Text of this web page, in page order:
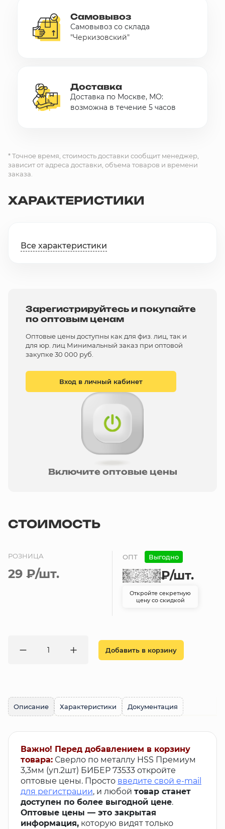
Самовывоз
Самовывоз со склада
"Черкизовский"
Доставка
Доставка по Москве, МО:
возможна в течение 5 часов
* Точное время, стоимость доставки сообщит менеджер,
зависит от адреса доставки, объема товаров и времени
заказа.
ХАРАКТЕРИСТИКИ
Все характеристики
Зарегистрируйтесь и покупайте
по оптовым ценам
Оптовые цены доступны как для физ. лиц, так и
для юр. лиц Минимальный заказ при оптовой
закупке 30 000 руб.
Вход в личный кабинет
Включите оптовые цены
СТОИМОСТЬ
РОЗНИЦА
29 ₽/шт.
ОПТ Выгодно
₽/шт.
Откройте секретную
цену со скидкой
Добавить в корзину
Описание Характеристики Документация
Важно! Перед добавлением в корзину
товара: Сверло по металлу HSS Премиум
3,3мм (уп.2шт) БИБЕР 73533 откройте
оптовые цены. Просто введите свой e-mail
для регистрации, и любой товар станет
доступен по более выгодной цене.
Оптовые цены — это закрытая
информация, которую видят только